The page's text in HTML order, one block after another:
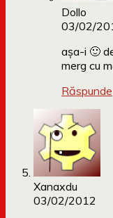
Dollo
03/02/
așa-i 🙂
merg cu
Răspunde
Xanaxdu
03/02/2012